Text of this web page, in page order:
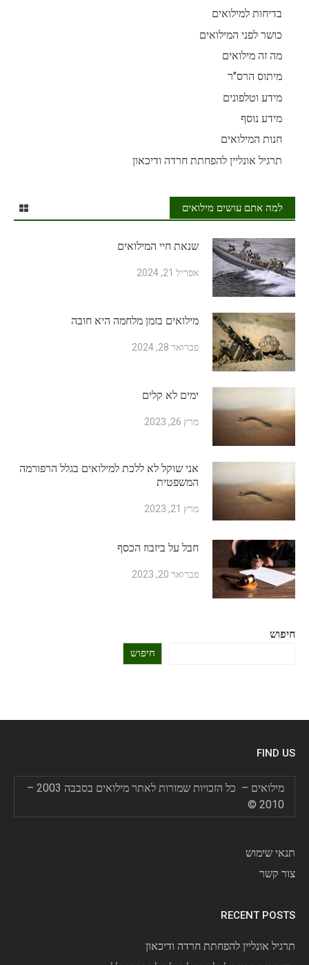
בדיחות למילואים
כושר לפני המילואים
מה זה מילואים
מיתוס הרס"ר
מידע וטלפונים
מידע נוסף
חנות המילואים
תרגיל אונליין להפחתת חרדה ודיכאון
למה אתם עושים מילואים
שנאת חיי המילואים
אפריל 21, 2024
מילואים בזמן מלחמה היא חובה
פברואר 28, 2024
ימים לא קלים
מרץ 26, 2023
אני שוקל לא ללכת למילואים בגלל הרפורמה
המשפטית
מרץ 21, 2023
חבל על ביזבוז הכסף
פברואר 20, 2023
חיפוש
חיפוש
FIND US
מילואים – כל הזכויות שמורות לאתר מילואים בסבבה 2003 –
2010 ©
תנאי שימוש
צור קשר
RECENT POSTS
תרגיל אונליין להפחתת חרדה ודיכאון